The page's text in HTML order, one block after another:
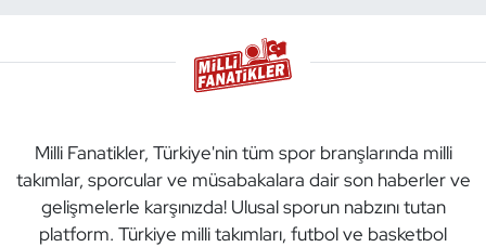
Milli Fanatikler, Türkiye'nin tüm spor branşlarında milli
takımlar, sporcular ve müsabakalara dair son haberler ve
gelişmelerle karşınızda! Ulusal sporun nabzını tutan
platform. Türkiye milli takımları, futbol ve basketbol